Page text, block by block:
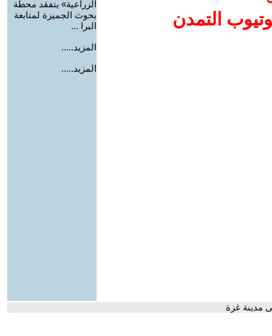
التمدن
الزراعية» يتفقد محطة
بحوث الجميزة لمتابعة
البرا ...
المزيد.....
المزيد.....
مدينة غزة